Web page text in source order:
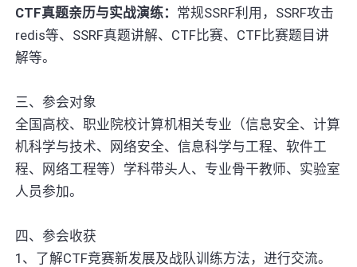
CTF真题亲历与实战演练： 常规SSRF利用，SSRF攻击
redis等、SSRF真题讲解、CTF比赛、CTF比赛题目讲
解等。
三、参会对象
全国高校、职业院校计算机相关专业（信息安全、计算
机科学与技术、网络安全、信息科学与工程、软件工
程、网络工程等）学科带头人、专业骨干教师、实验室
人员参加。
四、参会收获
1、了解CTF竞赛新发展及战队训练方法，进行交流。